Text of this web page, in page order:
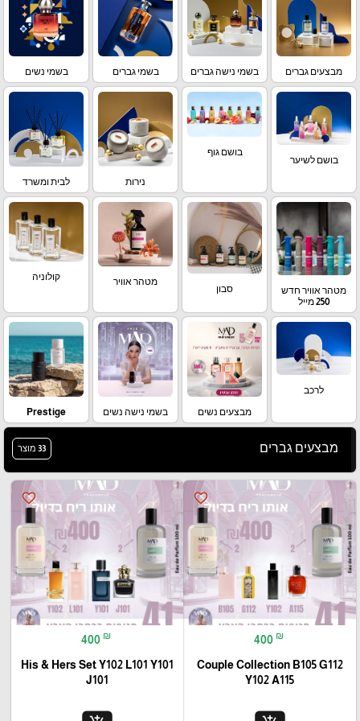
מבצעים גברים בשמי נישה גברים בשמי גברים בשמי נשים
בושם לשיער
בושם גוף
נירות לבית ומשרד
מטהר אוויר חדש
250 מייל
סבון
מטהר אוויר קולוניה
לרכב
מבצעים נשים
בשמי נישה נשים Prestige
מבצעים גברים 33 מוצר
favorite_border
400 ₪
Couple Collection B105 G112
Y102 A115
favorite_border
400 ₪
His & Hers Set Y102 L101 Y101
J101